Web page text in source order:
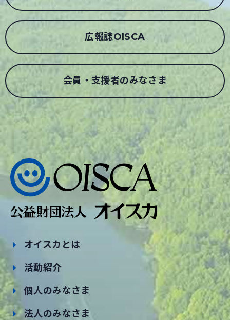
広報誌OISCA
会員・支援者のみなさま
オイスカとは
活動紹介
個人のみなさま
法人のみなさま